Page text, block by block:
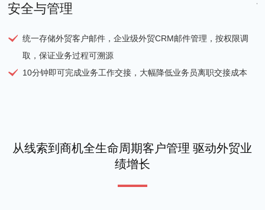
安全与管理
统一存储外贸客户邮件，企业级外贸CRM邮件管理，按权限调
取，保证业务过程可溯源
10分钟即可完成业务工作交接，大幅降低业务员离职交接成本
从线索到商机全生命周期客户管理 驱动外贸业
绩增长